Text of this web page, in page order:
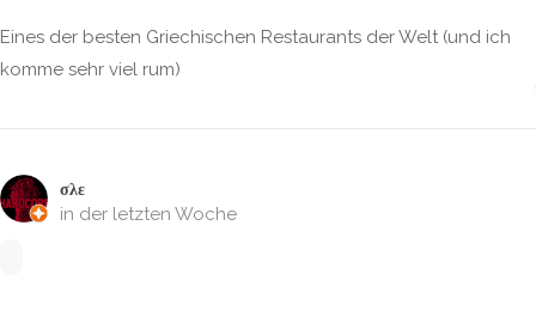
Eines der besten Griechischen Restaurants der Welt (und ich
komme sehr viel rum)
σλε
in der letzten Woche